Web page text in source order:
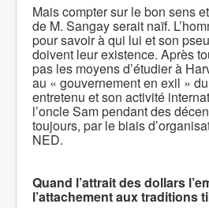
Mais compter sur le bon sens
de M. Sangay serait naïf.
pour savoir à qui lui et son
doivent leur existence. Après
pas les moyens d’étudier à
au « gouvernement en exil »
entretenu et son activité
l’oncle Sam pendant des
toujours, par le biais
NED.
Quand l’attrait des dollars
l’attachement aux traditions